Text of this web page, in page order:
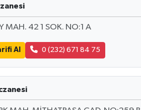
MAH. 42 1 SOK. NO:1 A
Al 0 (232) 671 84 75